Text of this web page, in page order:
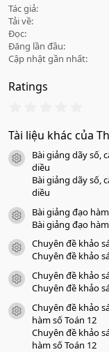
Tác giả
Tải về
Đọc
Đăng lần đầu
Cập nhật gần nhất
Ratings
0
0
a
Tài liệu khác của
icon tài liệu
Bài giảng dãy số,
diều
Bài giảng dãy số,
diều
icon tài liệu
Bài giảng đạo
Bài giảng đạo
icon tài liệu
Chuyên đề khảo
Chuyên đề khảo
icon tài liệu
Chuyên đề khảo
Chuyên đề khảo
icon tài liệu
Chuyên đề khảo
hàm số Toán 12
Chuyên đề khảo
hàm số Toán 12